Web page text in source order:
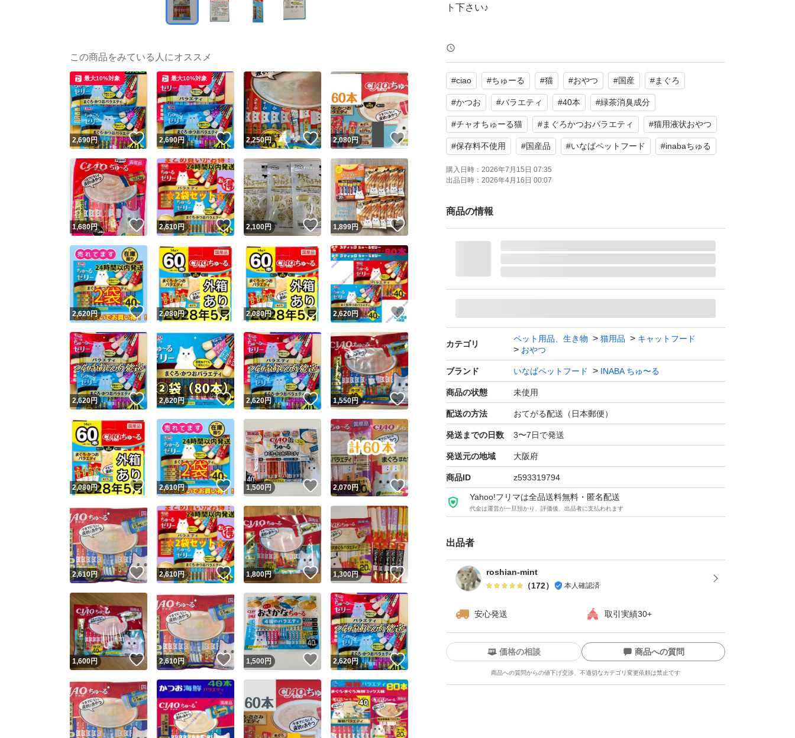
ト下さい♪
【商品】
CIAO ちゅ〜る まぐろ・かつおバラエティ 14g×40本です。
まぐろ10本
まぐろ海鮮ミックス味10本
かつお10本
宗田かつお&かつお節10本
【特徴】
が楽しめるバラエティパックです。緑茶消臭成分配合で、腸管内
で、猫ちゃんが喜ぶ国産品です。
国産品
※発送は、お箱から出して中身のみをリサイクル素材にて簡易包
装で発送いたします（1本1本にそれぞれ賞味期限の記載あり）
※神経質な方や完璧を求める方、他人に対する評価が厳しい方は
ご遠慮願います。
※子猫が居ますので注意はしておりますが、毛が混入する可能性
もありますので気にされる方はご遠慮下さい。
※ご連絡等なく、いきなり悪い評価をつけてくる方は購入しない
で下さい。以後ブロックしますので再度の購入は出来ません。
※終始無言の方や、受取評価をしないまま放置する方も再度のお
取引は致しません。
します。不明点は購入前に納得いくまでコメントください。
即購入もOKですが、質問無しで購入され「思っていたものと違っ
ていた」と評価を下げるのは絶対にお控え下さい。
気持ちの良いお取引をしたいと思っておりますので、上記ご了承
下さる方のみ、ご購入をお願いいたします。
誠意を持って対応いたします。よろしくお願いします(*^^*)
#ciao #ちゅーる #猫 #おやつ #国産 #まぐろ
#かつお #バラエティ #40本 #緑茶消臭成分
#チャオちゅーる猫 #まぐろかつおバラエティ #猫用液状おやつ
#保存料不使用 #国産品 #いなばペットフード #inabaちゅる
購入日時： 2026年7月15日 07:35
出品日時： 2026年4月16日 00:07
商品の情報
カテゴリ
ペット用品、生き物 猫用品
キャットフード
おやつ
ブランド いなばペットフード INABA ちゅ〜る
商品の状態 未使用
配送の方法 おてがる配送（日本郵便）
発送までの日数 3〜7日で発送
発送元の地域 大阪府
商品ID z593319794
Yahoo!フリマは全品送料無料・匿名配送
代金は運営が一旦預かり、評価後、出品者に支払われます
出品者
roshian-mint
（172） 本人確認済
安心発送 取引実績30+
ユーザーの実績について
Yahoo!フリマが定めた一定の基準を満たしたユーザーにバッジを付与しています
安心取引出品者
安心取引出品者 Yahoo!フリマの基準をクリアした安心・安全なユーザーです
価格の相談 商品への質問
商品への質問からの値下げ交渉、不適切なカテゴリ変更依頼は禁止です
この商品の情報をコピーします
この商品をみている人にオススメ
2,690円 いいね！
最大10%対象
2,690円 いいね！
最大10%対象
2,250円 いいね！
2,080円 いいね！
1,680円 いいね！
2,610円 いいね！
2,100円 いいね！
1,899円 いいね！
2,620円 いいね！
2,080円 いいね！
2,080円 いいね！
2,620円
2,620円 いいね！
2,620円 いいね！
2,620円 いいね！
1,550円 いいね！
2,080円 いいね！
2,610円 いいね！
1,500円 いいね！
2,070円 いいね！
2,610円 いいね！
2,610円 いいね！
1,800円 いいね！
1,300円
1,600円 いいね！
2,610円 いいね！
1,500円 いいね！
2,620円 いいね！